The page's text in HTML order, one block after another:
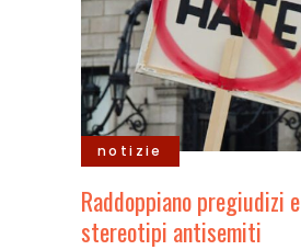
notizie
Raddoppiano pregiudizi e
stereotipi antisemiti